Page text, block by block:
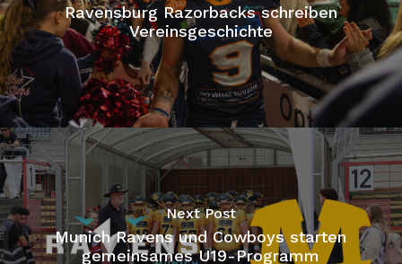
Ravensburg Razorbacks schreiben
Vereinsgeschichte
Next Post
Munich Ravens und Cowboys starten
gemeinsames U19-Programm